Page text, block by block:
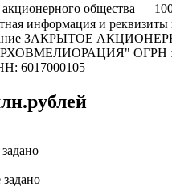
акционерного общества —
информация и
ЗАКРЫТОЕ
ОГРН :
6017000105
задано